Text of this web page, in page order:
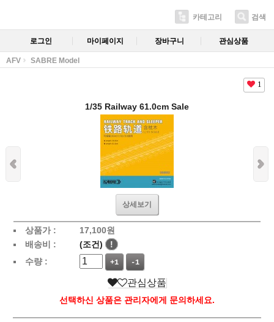
카테고리 검색
로그인 마이페이지 장바구니 관심상품
AFV SABRE Model
1
1/35 Railway 61.0cm Sale
상세보기
상품가 : 17,100원
배송비 :
(조건)
!
수량 :
+1 -1
관심상품
선택하신 상품은 관리자에게 문의하세요.